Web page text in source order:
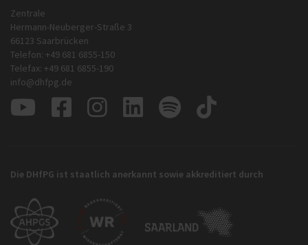
Zentrale
Hermann-Neuberger-Straße 3
66123 Saarbrücken
Telefon: +49 681 6855-150
Telefax: +49 681 6855-190
info@dhfpg.de
Die DHfPG ist staatlich anerkannt sowie akkreditiert durch